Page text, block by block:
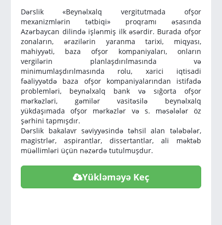
Dərslik «Beynəlxalq vergitutmada ofşor
mexanizmlərin tətbiqi» proqramı əsasında
Azərbaycan dilində işlənmiş ilk əsərdir. Burada ofşor
zonaların, ərazilərin yaranma tarixi, miqyası,
mahiyyəti, baza ofşor kompaniyaları, onların
vergilərin planlaşdırılmasında və
minimumlaşdırılmasında rolu, xarici iqtisadi
fəaliyyətdə baza ofşor kompaniyalarından istifadə
problemləri, beynəlxalq bank və sığorta ofşor
mərkəzləri, gəmilər vasitəsilə beynəlxalq
yükdaşımada ofşor mərkəzlər və s. məsələlər öz
şərhini tapmışdır.
Dərslik bakalavr səviyyəsində təhsil alan tələbələr,
magistrlər, aspirantlar, dissertantlar, ali məktəb
müəllimləri üçün nəzərdə tutulmuşdur.
Yükləməyə Keç